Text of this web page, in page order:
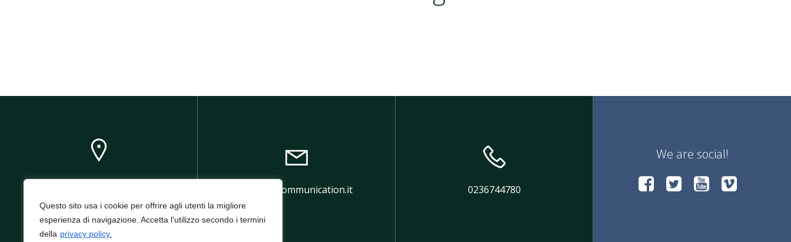
Questo sito usa i cookie per offrire agli utenti la migliore
esperienza di navigazione. Accetta l'utilizzo secondo i termini
della privacy policy.
Via Andrea Cesalpino, 60, 20128
info@bdfommunication.it 0236744780
We are social!